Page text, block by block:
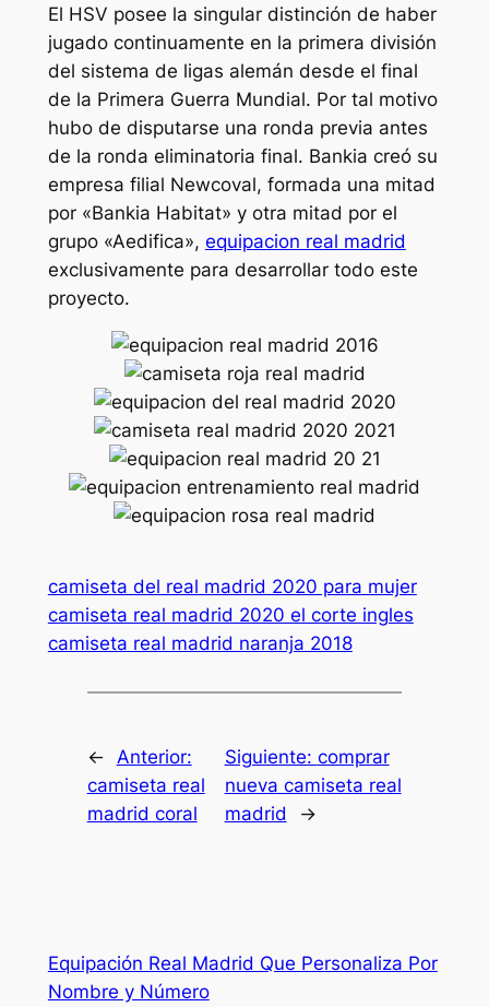
El HSV posee la singular distinción de haber
jugado continuamente en la primera división
del sistema de ligas alemán desde el final
de la Primera Guerra Mundial. Por tal motivo
hubo de disputarse una ronda previa antes
de la ronda eliminatoria final. Bankia creó su
empresa filial Newcoval, formada una mitad
por «Bankia Habitat» y otra mitad por el
grupo «Aedifica», equipacion real madrid
exclusivamente para desarrollar todo este
proyecto.
camiseta del real madrid 2020 para mujer
camiseta real madrid 2020 el corte ingles
camiseta real madrid naranja 2018
←
Anterior:
camiseta real
madrid coral
Siguiente: comprar
nueva camiseta real
madrid
→
Equipación Real Madrid Que Personaliza Por
Nombre y Número